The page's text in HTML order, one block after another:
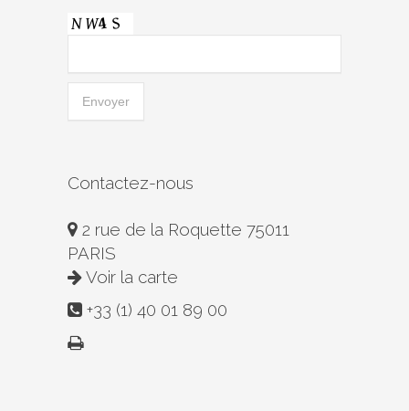
Contactez-nous
2 rue de la Roquette 75011
PARIS
Voir la carte
+33 (1) 40 01 89 00